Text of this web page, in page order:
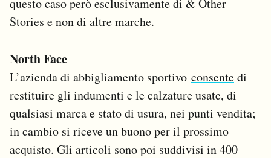
Stories e non di altre marche.
North Face
L’azienda di abbigliamento sportivo consentedi
restituire gli indumenti e le calzature usate, di
qualsiasi marca e stato di usura, nei punti vendita;
in cambio si riceve un buono per il prossimo
acquisto. Gli articoli sono poi suddivisi in 400